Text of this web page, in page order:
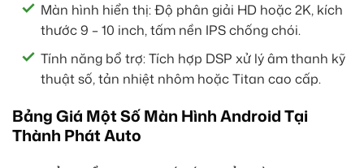
Màn hình hiển thị: Độ phân giải HD hoặc 2K, kích
thước 9 – 10 inch, tấm nền IPS chống chói.
Tính năng bổ trợ: Tích hợp DSP xử lý âm thanh kỹ
thuật số, tản nhiệt nhôm hoặc Titan cao cấp.
Bảng Giá Một Số Màn Hình Android Tại
Thành Phát Auto